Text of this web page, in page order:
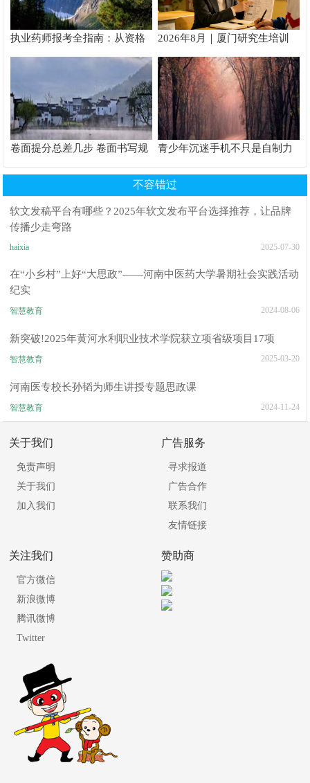
执业药师报考全指南：从资格
核验到备考落地完整手册
2026年8月｜厦门研究生培训
推荐
卷面提分总差几步 卷面书写规
青少年沉迷手机不只是自制力
根源
不容错过
软文发稿平台有哪些？2025年软文发布平台选择推荐，让品牌
传播少走弯路
haixia 2025-07-30
在“小乡村”上好“大思政”——河南中医药大学暑期社会实践活动
纪实
智慧教育 2024-08-06
新突破!2025年黄河水利职业技术学院获立项省级项目17项
智慧教育 2025-03-20
河南医专校长孙韬为师生讲授专题思政课
智慧教育 2024-11-24
关于我们
免责声明
关于我们
加入我们
广告服务
寻求报道
广告合作
联系我们
友情链接
关注我们
官方微信
新浪微博
腾讯微博
Twitter
赞助商